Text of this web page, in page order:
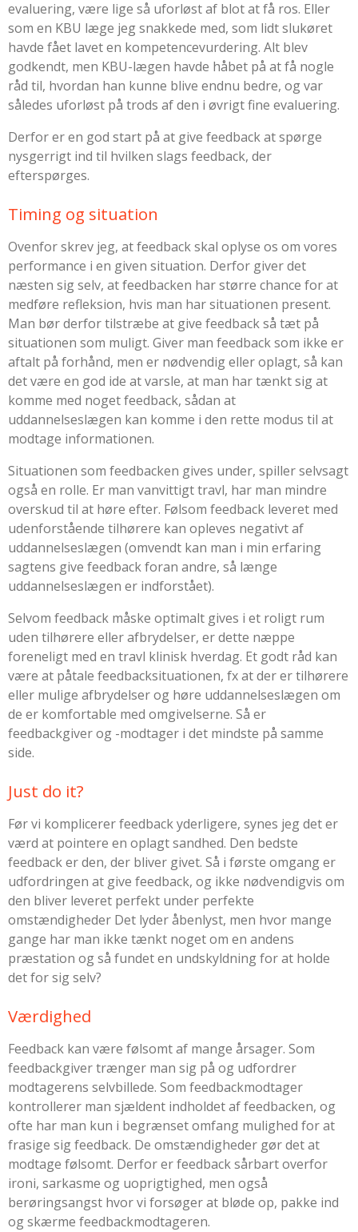
evaluering, være lige så uforløst af blot at få ros. Eller
som en KBU læge jeg snakkede med, som lidt slukøret
havde fået lavet en kompetencevurdering. Alt blev
godkendt, men KBU-lægen havde håbet på at få nogle
råd til, hvordan han kunne blive endnu bedre, og var
således uforløst på trods af den i øvrigt fine evaluering.
Derfor er en god start på at give feedback at spørge
nysgerrigt ind til hvilken slags feedback, der
efterspørges.
Timing og situation
Ovenfor skrev jeg, at feedback skal oplyse os om vores
performance i en given situation. Derfor giver det
næsten sig selv, at feedbacken har større chance for at
medføre refleksion, hvis man har situationen present.
Man bør derfor tilstræbe at give feedback så tæt på
situationen som muligt. Giver man feedback som ikke er
aftalt på forhånd, men er nødvendig eller oplagt, så kan
det være en god ide at varsle, at man har tænkt sig at
komme med noget feedback, sådan at
uddannelseslægen kan komme i den rette modus til at
modtage informationen.
Situationen som feedbacken gives under, spiller selvsagt
også en rolle. Er man vanvittigt travl, har man mindre
overskud til at høre efter. Følsom feedback leveret med
udenforstående tilhørere kan opleves negativt af
uddannelseslægen (omvendt kan man i min erfaring
sagtens give feedback foran andre, så længe
uddannelseslægen er indforstået).
Selvom feedback måske optimalt gives i et roligt rum
uden tilhørere eller afbrydelser, er dette næppe
foreneligt med en travl klinisk hverdag. Et godt råd kan
være at påtale feedbacksituationen, fx at der er tilhørere
eller mulige afbrydelser og høre uddannelseslægen om
de er komfortable med omgivelserne. Så er
feedbackgiver og -modtager i det mindste på samme
side.
Just do it?
Før vi komplicerer feedback yderligere, synes jeg det er
værd at pointere en oplagt sandhed. Den bedste
feedback er den, der bliver givet. Så i første omgang er
udfordringen at give feedback, og ikke nødvendigvis om
den bliver leveret perfekt under perfekte
omstændigheder Det lyder åbenlyst, men hvor mange
gange har man ikke tænkt noget om en andens
præstation og så fundet en undskyldning for at holde
det for sig selv?
Værdighed
Feedback kan være følsomt af mange årsager. Som
feedbackgiver trænger man sig på og udfordrer
modtagerens selvbillede. Som feedbackmodtager
kontrollerer man sjældent indholdet af feedbacken, og
ofte har man kun i begrænset omfang mulighed for at
frasige sig feedback. De omstændigheder gør det at
modtage følsomt. Derfor er feedback sårbart overfor
ironi, sarkasme og uoprigtighed, men også
berøringsangst hvor vi forsøger at bløde op, pakke ind
og skærme feedbackmodtageren.